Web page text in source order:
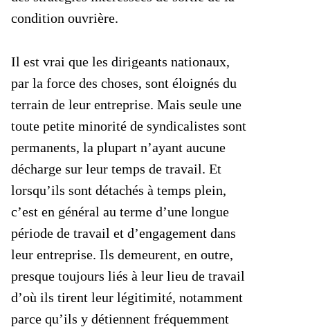
condition ouvrière.
Il est vrai que les dirigeants nationaux,
par la force des choses, sont éloignés du
terrain de leur entreprise. Mais seule une
toute petite minorité de syndicalistes sont
permanents, la plupart n’ayant aucune
décharge sur leur temps de travail. Et
lorsqu’ils sont détachés à temps plein,
c’est en général au terme d’une longue
période de travail et d’engagement dans
leur entreprise. Ils demeurent, en outre,
presque toujours liés à leur lieu de travail
d’où ils tirent leur légitimité, notamment
parce qu’ils y détiennent fréquemment